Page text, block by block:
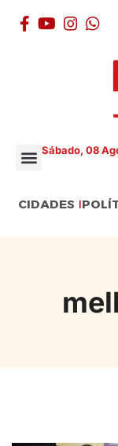
Sábado, 08
CIDADES